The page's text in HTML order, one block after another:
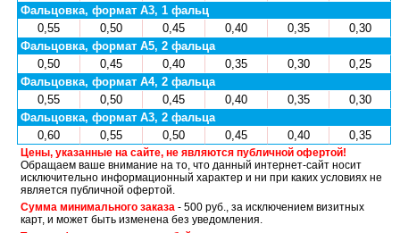
Фальцовка, формат А3, 1 фальц
0,55
0,50 0,45 0,40 0,35
0,30
Фальцовка, формат А5, 2 фальца
0,50
0,45 0,40 0,35 0,30
0,25
Фальцовка, формат А4, 2 фальца
0,55
0,50 0,45 0,40 0,35
0,30
Фальцовка, формат А3, 2 фальца
0,60
0,55 0,50 0,45 0,40 0,35
Цены, указанные на сайте, не являются публичной офертой!
Обращаем ваше внимание на то, что данный интернет-сайт носит
исключительно информационный характер и ни при каких условиях не
является публичной офертой.
Сумма минимального заказа - 500 руб., за исключением визитных
карт, и может быть изменена без уведомления.